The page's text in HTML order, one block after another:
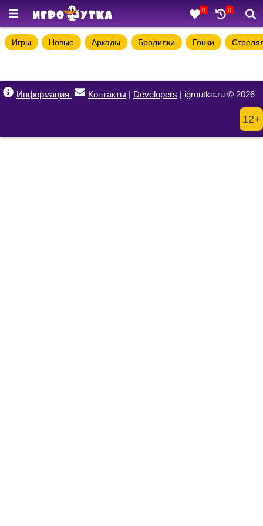
0 0
Игры Новые Аркады Бродилки Гонки
Информация Контакты | Developers | igroutka.ru © 2026
12+